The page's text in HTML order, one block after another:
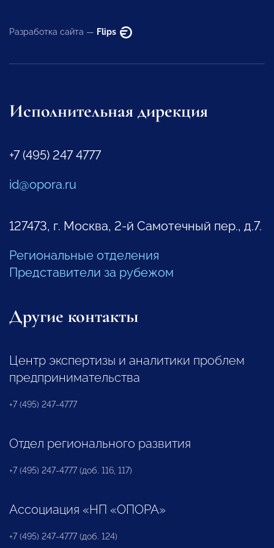
Разработка сайта — Flips
Исполнительная дирекция
+7 (495) 247 4777
id@opora.ru
127473, г. Москва, 2-й Самотечный пер., д.7.
Региональные отделения
Представители за рубежом
Другие контакты
Центр экспертизы и аналитики проблем
предпринимательства
+7 (495) 247-4777
Отдел регионального развития
+7 (495) 247-4777 (доб. 116, 117)
Ассоциация «НП «ОПОРА»
+7 (495) 247-4777 (доб. 124)